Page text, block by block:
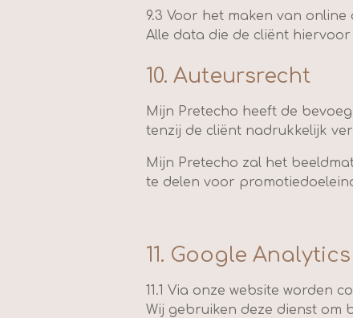
9.3 Voor het maken van
Alle data die de cliënt
10. Auteursrecht
Mijn Pretecho heeft de
tenzij de cliënt nadrukkelijk
Mijn Pretecho zal het
te delen voor
11. Google Analytics
11.1 Via onze website worden
Wij gebruiken deze dienst om